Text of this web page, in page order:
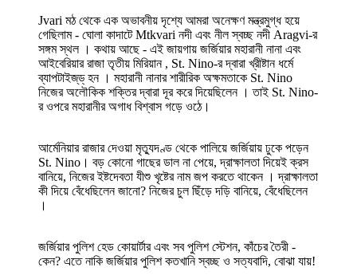
Jvari মঠ থেকে এক অভাবনীয় দৃশ্যে আমরা অনেক্ষণ মন্ত্রমুগ্ধ হয়ে
গেছিলাম - ঘোলা কাদাটে Mtkvari নদী এবং নীল স্বচ্ছ নদী Aragvi-র
সঙ্গম স্থল । কথায় আছে - এই জায়গায় জর্জিয়ার মহারানী নানা এবং
আইবেরিয়ার রাজা তৃতীয় মিরিয়ান , St. Nino-র দ্বারা খ্রীষ্টান ধর্মে
ব্যাপটাইজ্‌ড্‌ হন । মহারানী নানার শারীরিক অক্ষমতাকে St. Nino
নিজের অলৌকিক শক্তির দ্বারা দূর করে দিয়েছিলেন । তাই St. Nino-
র ওপরে মহারানীর অগাধ বিশ্বাস গড়ে ওঠে।
আর্মেনিয়ার রাজার দেওয়া মৃত্যুদণ্ড থেকে পালিয়ে জর্জিয়ায় ঢুকে পড়েন
St. Nino। বড় কোনো গাছের ডাল না পেয়ে, দ্রাক্ষালতা দিয়েই ক্রস
বানিয়ে, নিজের ইষ্টদেবতা যীশু খৃষ্টের নাম জপ করতে থাকেন । দ্রাক্ষালতা
কী দিয়ে বেঁধেছিলেন জানো? নিজের চুল ছিঁড়ে দড়ি বানিয়ে, বেঁধেছিলেন
।
জর্জিয়ার পুলিশ হেড কোয়ার্টার এবং সব পুলিশ স্টেশন, কাঁচের তৈরী -
কেন? এতে নাকি জর্জিয়ার পুলিশ কতখানি স্বচ্ছ ও সত্যবাদি, বোঝা যায়!